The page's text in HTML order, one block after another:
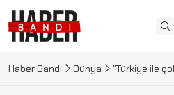
Haber Bandı Dünya "Türkiye ile